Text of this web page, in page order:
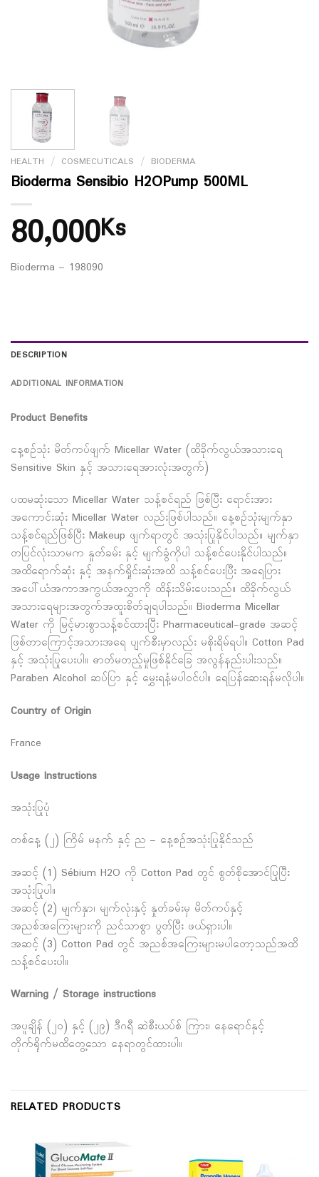
HEALTH / COSMECUTICALS / BIODERMA
Bioderma Sensibio H2OPump 500ML
80,000Ks
Bioderma – 198090
DESCRIPTION
ADDITIONAL INFORMATION
Product Benefits
နေ့စဥ်သုံး မိတ်ကပ်ဖျက် Micellar Water (ထိခိုက်လွယ်အသားရေ
Sensitive Skin နှင့် အသားရေအားလုံးအတွက်)
ပထမဆုံးသော Micellar Water သန့်စင်ရည် ဖြစ်ပြီး ရောင်းအား
အကောင်းဆုံး Micellar Water လည်းဖြစ်ပါသည်။ နေ့စဉ်သုံးမျက်နှာ
သန့်စင်ရည်ဖြစ်ပြီး Makeup ဖျက်ရာတွင် အသုံးပြုနိုင်ပါသည်။ မျက်နှာ
တပြင်လုံးသာမက နှုတ်ခမ်း နှင့် မျက်ခွံကိုပါ သန့်စင်ပေးနိုင်ပါသည်။
အထိရောက်ဆုံး နှင့် အနက်ရှိုင်းဆုံးအထိ သန့်စင်ပေးပြီး အရေပြား
အပေါ်ယံအကာအကွယ်အလွှာကို ထိန်းသိမ်းပေးသည်။ ထိခိုက်လွယ်
အသားရေများအတွက်အထူးစိတ်ချရပါသည်။ Bioderma Micellar
Water ကို မြင့်မားစွာသန့်စင်ထားပြီး Pharmaceutical-grade အဆင့်
ဖြစ်တာကြောင့်အသားအရေ ပျက်စီးမှာလည်း မစိုးရိမ်ရပါ။ Cotton Pad
နှင့် အသုံးပြုပေးပါ။ ဓာတ်မတည့်မှုဖြစ်နိုင်ခြေ အလွန်နည်းပါးသည်။
Paraben Alcohol ဆပ်ပြာ နှင့် မွှေးရနံ့မပါဝင်ပါ။ ရေပြန်ဆေးရန်မလိုပါ။
Country of Origin
France
Usage Instructions
အသုံးပြုပုံ
တစ်နေ့ (၂) ကြိမ် မနက် နှင့် ည – နေ့စဉ်အသုံးပြုနိုင်သည်
အဆင့် (1) Sébium H2O ကို Cotton Pad တွင် စွတ်စိုအောင်ပြုပြီး
အသုံးပြုပါ။
အဆင့် (2) မျက်နှာ၊ မျက်လုံးနှင့် နှုတ်ခမ်းမှ မိတ်ကပ်နှင့်
အညစ်အကြေးများကို ညင်သာစွာ ပွတ်ပြီး ဖယ်ရှားပါ။
အဆင့် (3) Cotton Pad တွင် အညစ်အကြေးများမပါတော့သည်အထိ
သန့်စင်ပေးပါ။
Warning / Storage instructions
အပူချိန် (၂၀) နှင့် (၂၉) ဒီဂရီ ဆဲစီးယပ်စ် ကြား၊ နေရောင်နှင့်
တိုက်ရိုက်မထိတွေ့သော နေရာတွင်ထားပါ။
RELATED PRODUCTS